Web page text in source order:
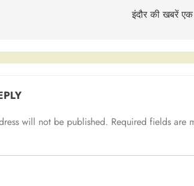
इंदौर की खबरें
will not be published. Required fields are